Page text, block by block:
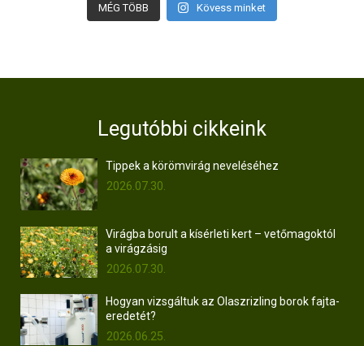
MÉG TÖBB Kövess minket
Legutóbbi cikkeink
Tippek a körömvirág neveléséhez
2026.07.30.
Virágba borult a kísérleti kert – vetőmagoktól
a virágzásig
2026.07.30.
Hogyan vizsgáltuk az Olaszrizling borok fajta-
eredetét?
2026.06.25.